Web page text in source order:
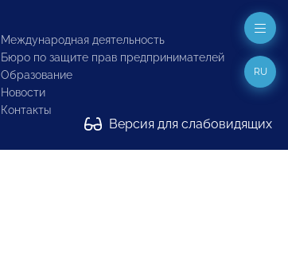
Международная деятельность
Бюро по защите прав предпринимателей
Образование
Новости
Контакты
Версия для слабовидящих
RU